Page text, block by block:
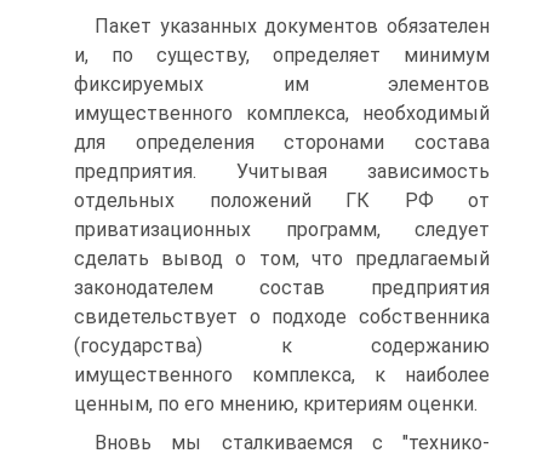
Пакет указанных документов обязателен
и, по существу, определяет минимум
фиксируемых им элементов
имущественного комплекса, необходимый
для определения сторонами состава
предприятия. Учитывая зависимость
отдельных положений ГК РФ от
приватизационных программ, следует
сделать вывод о том, что предлагаемый
законодателем состав предприятия
свидетельствует о подходе собственника
(государства) к содержанию
имущественного комплекса, к наиболее
ценным, по его мнению, критериям оценки.
Вновь мы сталкиваемся с "технико-